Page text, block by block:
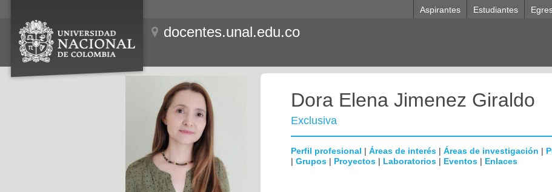
Aspirantes Estudiantes
docentes.unal.edu.co
Dora Elena Jimenez Giraldo
Exclusiva
Perfil profesional | Áreas de interés | Áreas de investigación |
| Grupos | Proyectos | Laboratorios | Eventos | Enlaces